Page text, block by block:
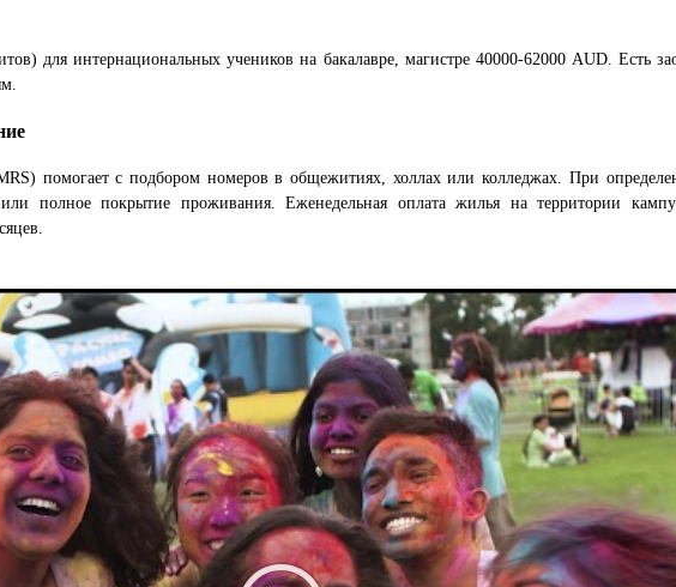
для интернациональных учеников на бакалавре, магистре 40000-62000 AUD. Есть
помогает с подбором номеров в общежитиях, холлах или колледжах. При
полное покрытие проживания. Еженедельная оплата жилья на территории